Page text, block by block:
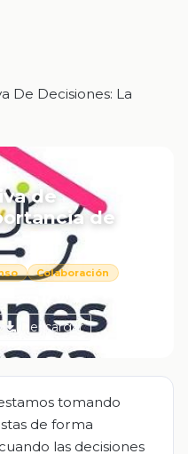
De Decisiones: La
de
de
Colaboración
Descargar
tomando
de forma
las decisiones